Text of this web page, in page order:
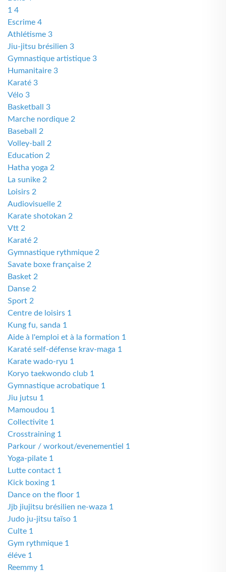
1 4
Escrime 4
Athlétisme 3
Jiu-jitsu brésilien 3
Gymnastique artistique 3
Humanitaire 3
Karaté 3
Vélo 3
Basketball 3
Marche nordique 2
Baseball 2
Volley-ball 2
Education 2
Hatha yoga 2
La sunike 2
Loisirs 2
Audiovisuelle 2
Karate shotokan 2
Vtt 2
Karaté 2
Gymnastique rythmique 2
Savate boxe française 2
Basket 2
Danse 2
Sport 2
Centre de loisirs 1
Kung fu, sanda 1
Aide à l'emploi et à la formation 1
Karaté self-défense krav-maga 1
Karate wado-ryu 1
Koryo taekwondo club 1
Gymnastique acrobatique 1
Jiu jutsu 1
Mamoudou 1
Collectivite 1
Crosstraining 1
Parkour / workout/evenementiel 1
Yoga-pilate 1
Lutte contact 1
Kick boxing 1
Dance on the floor 1
Jjb jiujitsu brésilien ne-waza 1
Judo ju-jitsu taïso 1
Culte 1
Gym rythmique 1
éléve 1
Reemmy 1